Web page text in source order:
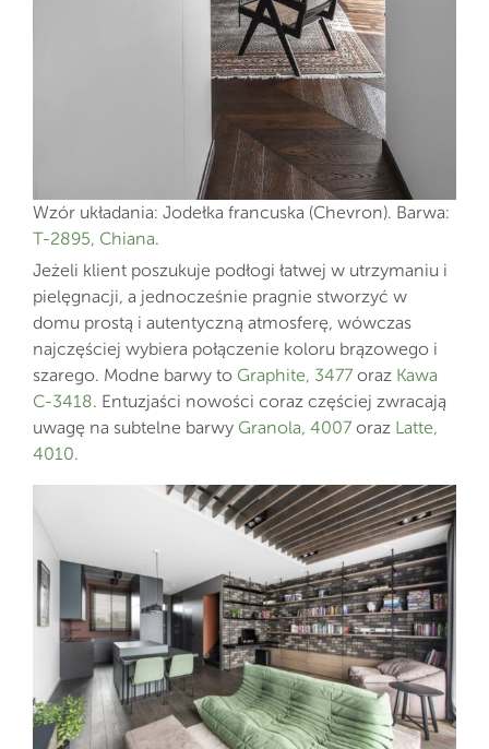
Wzór układania: Jodełka francuska (Chevron). Barwa:
T-2895, Chiana.
Jeżeli klient poszukuje podłogi łatwej w utrzymaniu i
pielęgnacji, a jednocześnie pragnie stworzyć w
domu prostą i autentyczną atmosferę, wówczas
najczęściej wybiera połączenie koloru brązowego i
szarego. Modne barwy to Graphite, 3477 oraz Kawa
C-3418. Entuzjaści nowości coraz częściej zwracają
uwagę na subtelne barwy Granola, 4007 oraz Latte,
4010.